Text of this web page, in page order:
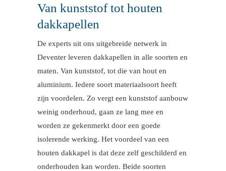
Van kunststof tot houten
dakkapellen
De experts uit ons uitgebreide netwerk in
Deventer leveren dakkapellen in alle soorten en
maten. Van kunststof, tot die van hout en
aluminium. Iedere soort materiaalsoort heeft
zijn voordelen. Zo vergt een kunststof aanbouw
weinig onderhoud, gaan ze lang mee en
worden ze gekenmerkt door een goede
isolerende werking. Het voordeel van een
houten dakkapel is dat deze zelf geschilderd en
onderhouden kan worden. Beide soorten